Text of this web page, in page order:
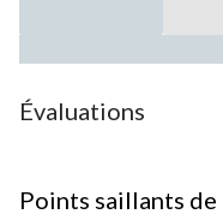
Évaluations
Points saillants